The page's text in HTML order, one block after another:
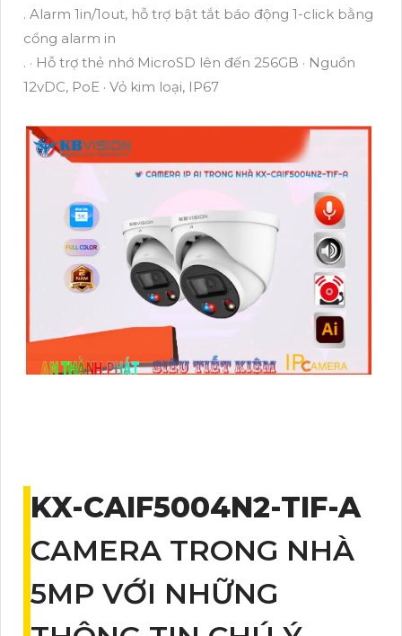
. Alarm 1in/1out, hỗ trợ bật tắt báo động 1-click bằng
cổng alarm in
. · Hỗ trợ thẻ nhớ MicroSD lên đến 256GB · Nguồn
12vDC, PoE · Vỏ kim loại, IP67
KX-CAIF5004N2-TIF-A
CAMERA TRONG NHÀ
5MP VỚI NHỮNG